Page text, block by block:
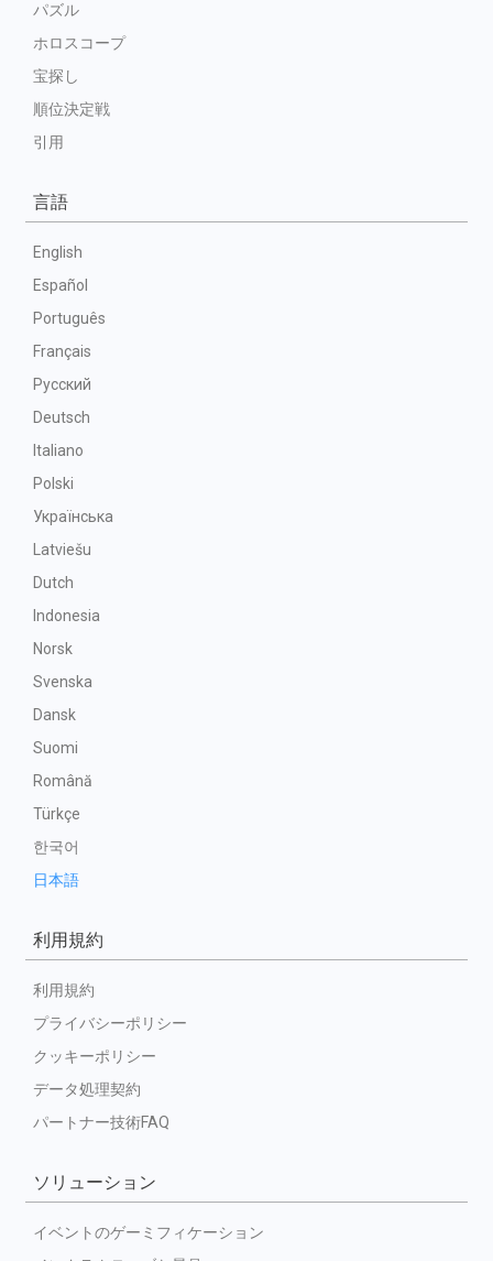
パズル
ホロスコープ
宝探し
順位決定戦
引用
言語
English
Español
Português
Français
Русский
Deutsch
Italiano
Polski
Українська
Latviešu
Dutch
Indonesia
Norsk
Svenska
Dansk
Suomi
Română
Türkçe
한국어
日本語
利用規約
利用規約
プライバシーポリシー
クッキーポリシー
データ処理契約
パートナー技術FAQ
ソリューション
イベントのゲーミフィケーション